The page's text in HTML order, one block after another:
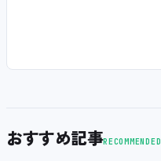
おすすめ記事RECOMMENDED